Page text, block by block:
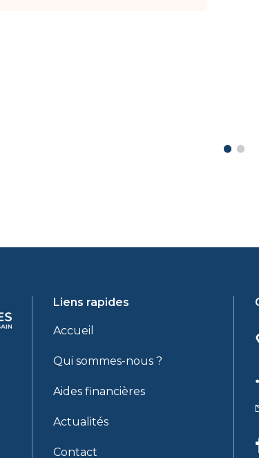
Liens rapides
Accueil
Qui sommes-nous ?
Aides financières
Actualités
Contact